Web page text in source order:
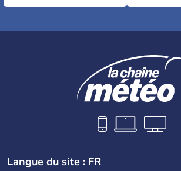
Langue du site : FR